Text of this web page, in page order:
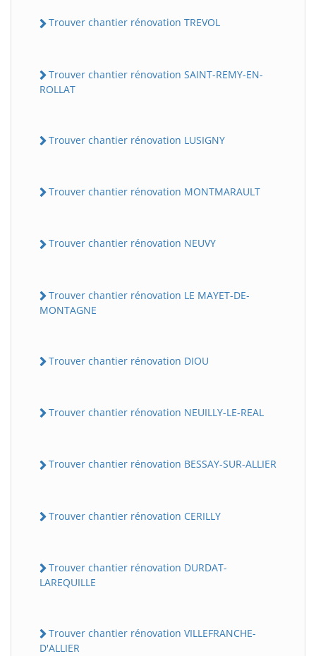
Trouver chantier rénovation TREVOL
Trouver chantier rénovation SAINT-REMY-EN-
ROLLAT
Trouver chantier rénovation LUSIGNY
Trouver chantier rénovation MONTMARAULT
Trouver chantier rénovation NEUVY
Trouver chantier rénovation LE MAYET-DE-
MONTAGNE
Trouver chantier rénovation DIOU
Trouver chantier rénovation NEUILLY-LE-REAL
Trouver chantier rénovation BESSAY-SUR-ALLIER
Trouver chantier rénovation CERILLY
Trouver chantier rénovation DURDAT-
LAREQUILLE
Trouver chantier rénovation VILLEFRANCHE-
D'ALLIER